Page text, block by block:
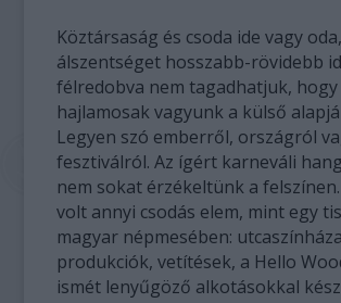
Köztársaság és csoda ide vagy
álszentséget hosszabb-rövidebb
félredobva nem tagadhatjuk,
hajlamosak vagyunk a külső
Legyen szó emberről, országról
fesztiválról. Az ígért karneváli
nem sokat érzékeltünk a
volt annyi csodás elem, mint egy
magyar népmesében:
produkciók, vetítések, a Hello
ismét lenyűgöző alkotásokkal